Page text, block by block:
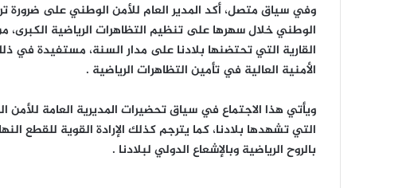
وفي سياق متصل، أكد المدير العام للأمن الوطني على ضرورة
الوطني خلال سهرها على تنظيم التظاهرات الرياضية الكبرى،
القارية التي تحتضنها بلادنا على مدار السنة، مستفيدة في
الأمنية العالية في تأمين التظاهرات الرياضية .
ويأتي هذا الاجتماع في سياق تحضيرات المديرية العامة للأمن
التي تشهدها بلادنا، كما يترجم كذلك الإرادة القوية
بالروح الرياضية وبالإشعاع الدولي لبلادنا .